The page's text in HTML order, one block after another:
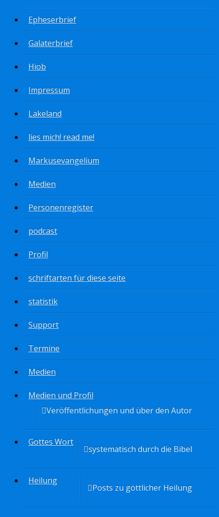
Epheserbrief
Galaterbrief
Hiob
Impressum
Lakeland
lies mich! read me!
Markusevangelium
Medien
Personenregister
podcast
Profil
schriftarten für diese seite
statistik
Support
Termine
Medien
Medien und Profil
Veröffentlichungen und über den Autor
Gottes Wort
systematisch durch die Bibel
Heilung
Posts zu göttlicher Heilung